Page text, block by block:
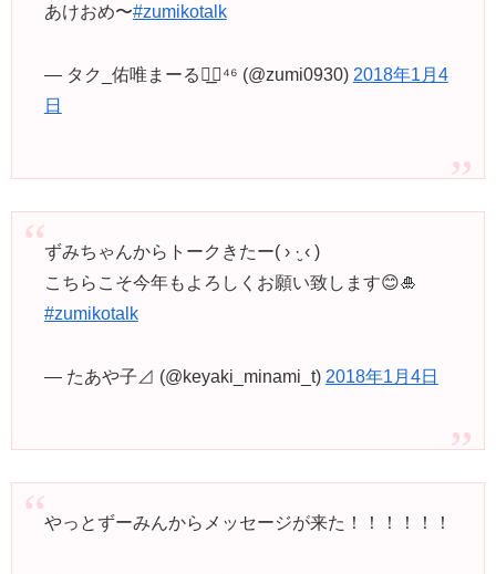
あけおめ〜#zumikotalk
— タク_佑唯まーる◢͟￨⁴⁶ (@zumi0930) 2018年1月4
日
ずみちゃんからトークきたー( › ·̮ ‹ )
こちらこそ今年もよろしくお願い致します😊🎍
#zumikotalk
— たあや子⊿ (@keyaki_minami_t) 2018年1月4日
やっとずーみんからメッセージが来た！！！！！！